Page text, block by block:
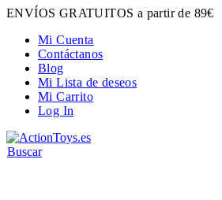
ENVÍOS GRATUITOS a partir de 89€
Mi Cuenta
Contáctanos
Blog
Mi Lista de deseos
Mi Carrito
Log In
Buscar